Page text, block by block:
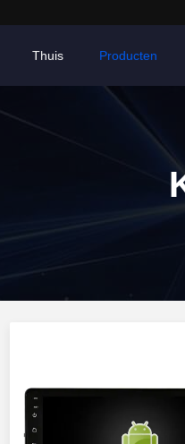
Thuis Producten